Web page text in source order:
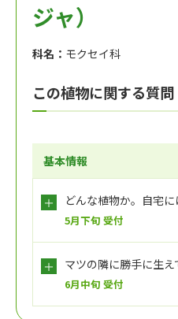
ジャ）
科名： モクセイ科
この植物に関する質問
基本情報
どんな植物か。自宅
5月下旬 受付
マツの隣に勝手に生え
6月中旬 受付